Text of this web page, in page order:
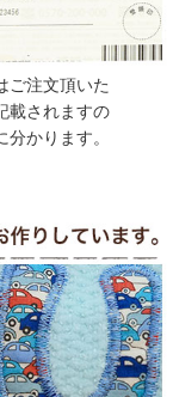
ご注文頂いた
載されますの
かります。